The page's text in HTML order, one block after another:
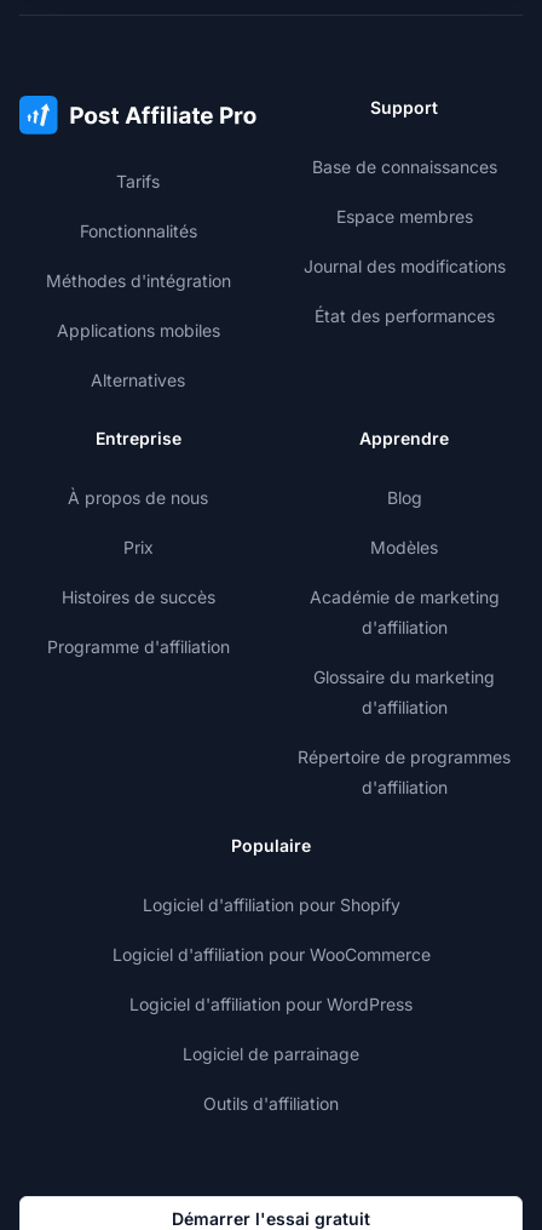
Tarifs
Fonctionnalités
Méthodes d'intégration
Applications mobiles
Alternatives
Support
Base de connaissances
Espace membres
Journal des modifications
État des performances
Entreprise
À propos de nous
Prix
Histoires de succès
Programme d'affiliation
Apprendre
Blog
Modèles
Académie de marketing
d'affiliation
Glossaire du marketing
d'affiliation
Répertoire de programmes
d'affiliation
Populaire
Logiciel d'affiliation pour Shopify
Logiciel d'affiliation pour WooCommerce
Logiciel d'affiliation pour WordPress
Logiciel de parrainage
Outils d'affiliation
Démarrer l'essai gratuit